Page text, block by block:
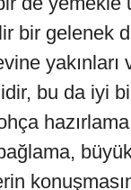
bir gelenek
yakınları
bu da iyi